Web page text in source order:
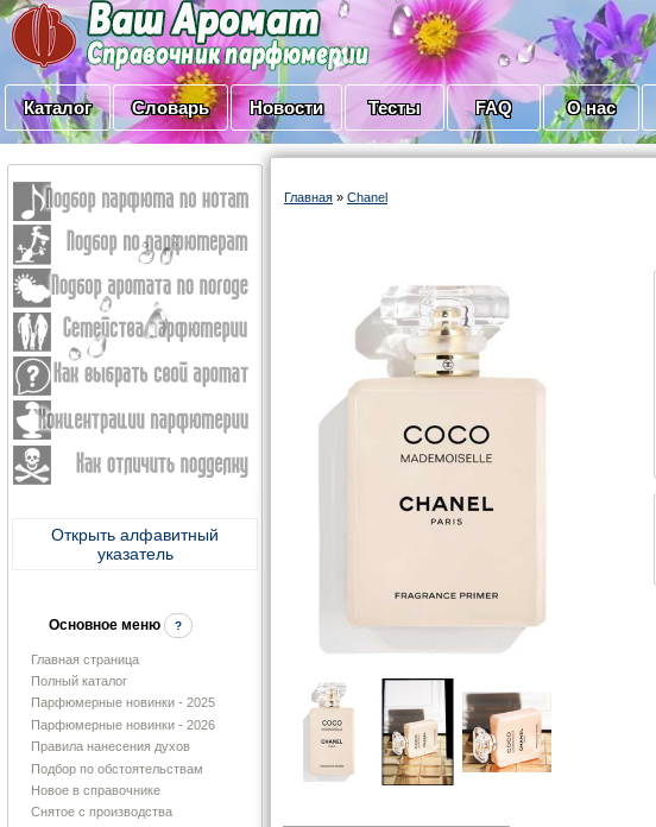
Каталог Словарь Новости Тесты FAQ О нас
Открыть алфавитный
указатель
Основное меню ?
Главная страница
Полный каталог
Парфюмерные новинки - 2025
Парфюмерные новинки - 2026
Правила нанесения духов
Подбор по обстоятельствам
Новое в справочнике
Снятое с производства
Главная » Chanel